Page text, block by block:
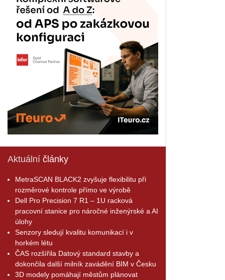
Aktuální články
MetraSCAN BLACK2 zvyšuje flexibilitu při
rozměrové kontrole přímo ve výrobě
Dell Pro Precision 7 R1 – 1U racková
pracovní stanice pro náročné inženýrské a AI
úlohy
Senzory sledují kvalitu komunikací i v
horkém létu
ČAS rozšířila Datový standard stavby a
dokončila další milník zavádění BIM v Česku
3D modely pomáhají městům plánovat